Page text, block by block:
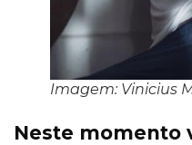
Imagem: Vinicius
Neste momento